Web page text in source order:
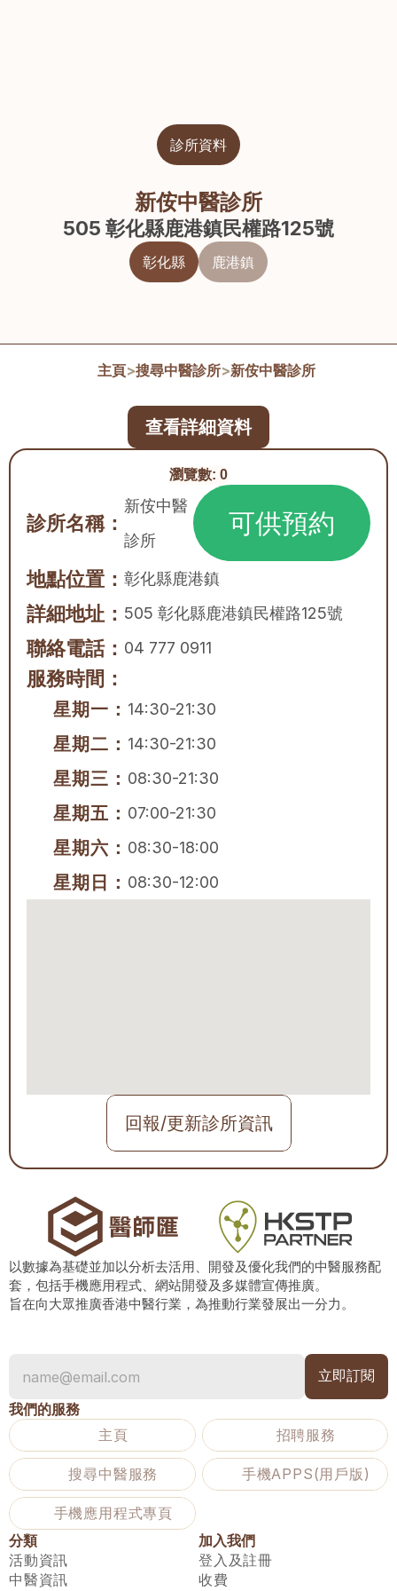
診所資料
新侒中醫診所
505 彰化縣鹿港鎮民權路125號
彰化縣 鹿港鎮
主頁>搜尋中醫診所>新侒中醫診所
瀏覽數: 0
診所名稱：
新侒中醫
診所
可供預約
地點位置： 彰化縣鹿港鎮
詳細地址： 505 彰化縣鹿港鎮民權路125號
聯絡電話： 04 777 0911
服務時間：
星期一： 14:30-21:30
星期二： 14:30-21:30
星期三： 08:30-21:30
星期五： 07:00-21:30
星期六： 08:30-18:00
星期日： 08:30-12:00
回報/更新診所資訊
查看詳細資料
以數據為基礎並加以分析去活用、開發及優化我們的中醫服務配
套，包括手機應用程式、網站開發及多媒體宣傳推廣。
旨在向大眾推廣香港中醫行業，為推動行業發展出一分力。
我們的服務
主頁
招聘服務
搜尋中醫服務 手機APPS(用戶版)
手機應用程式專頁
分類
活動資訊
中醫資訊
加入我們
登入及註冊
收費